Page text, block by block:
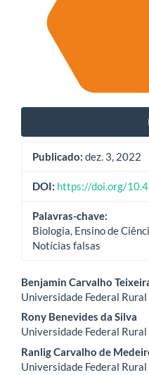
Publicado: dez. 3, 2022
DOI: https://doi.org/
Palavras-chave:
Biologia, Ensino de
Notícias falsas
Conteúdo
do
artigo
principal
Benjamin Carvalho
Universidade Federal
Rony Benevides da Silva
Universidade Federal
Ranlig Carvalho de
Universidade Federal